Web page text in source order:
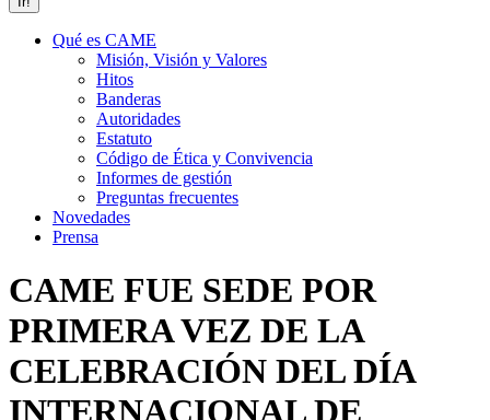
Qué es CAME
Misión, Visión y Valores
Hitos
Banderas
Autoridades
Estatuto
Código de Ética y Convivencia
Informes de gestión
Preguntas frecuentes
Novedades
Prensa
CAME FUE SEDE POR
PRIMERA VEZ DE LA
CELEBRACIÓN DEL DÍA
INTERNACIONAL DE